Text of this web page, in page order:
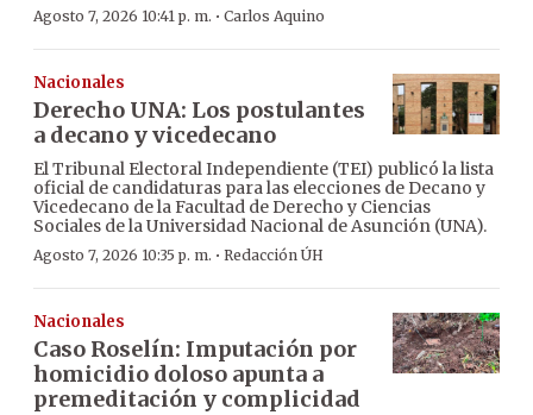
Agosto 7, 2026 10:41 p. m. · Carlos Aquino
Nacionales
Derecho UNA: Los postulantes
a decano y vicedecano
El Tribunal Electoral Independiente (TEI) publicó la lista
oficial de candidaturas para las elecciones de Decano y
Vicedecano de la Facultad de Derecho y Ciencias
Sociales de la Universidad Nacional de Asunción (UNA).
Agosto 7, 2026 10:35 p. m. · Redacción ÚH
Nacionales
Caso Roselín: Imputación por
homicidio doloso apunta a
premeditación y complicidad